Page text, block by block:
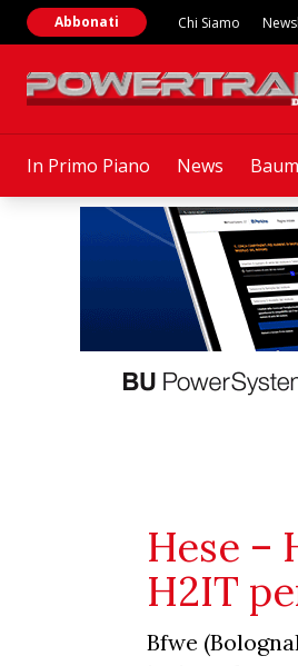
In Primo Piano News
Abbonati Chi Siamo
Hese –
H2IT
Bfwe